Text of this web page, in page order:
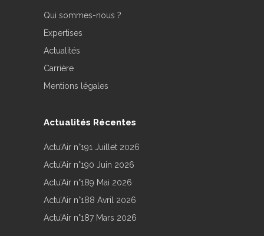
Qui sommes-nous ?
Expertises
Actualités
Carrière
Mentions légales
Actualités Récentes
Actu’Air n°191 Juillet 2026
Actu’Air n°190 Juin 2026
Actu’Air n°189 Mai 2026
Actu’Air n°188 Avril 2026
Actu’Air n°187 Mars 2026